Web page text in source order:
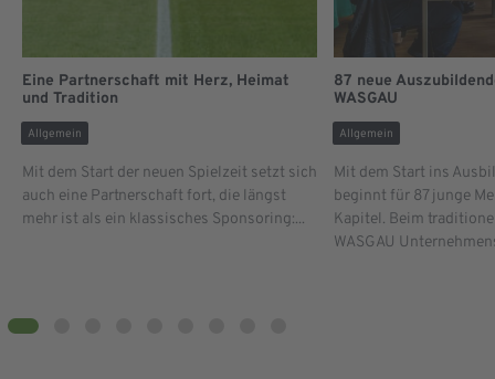
Eine Partnerschaft mit Herz, Heimat
und Tradition
Allgemein
Mit dem Start der neuen Spielzeit setzt sich
auch eine Partnerschaft fort, die längst
mehr ist als ein klassisches Sponsoring:...
87 neue
WASGAU
Allgemein
Mit dem Start ins
beginnt für 87 junge
Kapitel. Beim
WASGAU